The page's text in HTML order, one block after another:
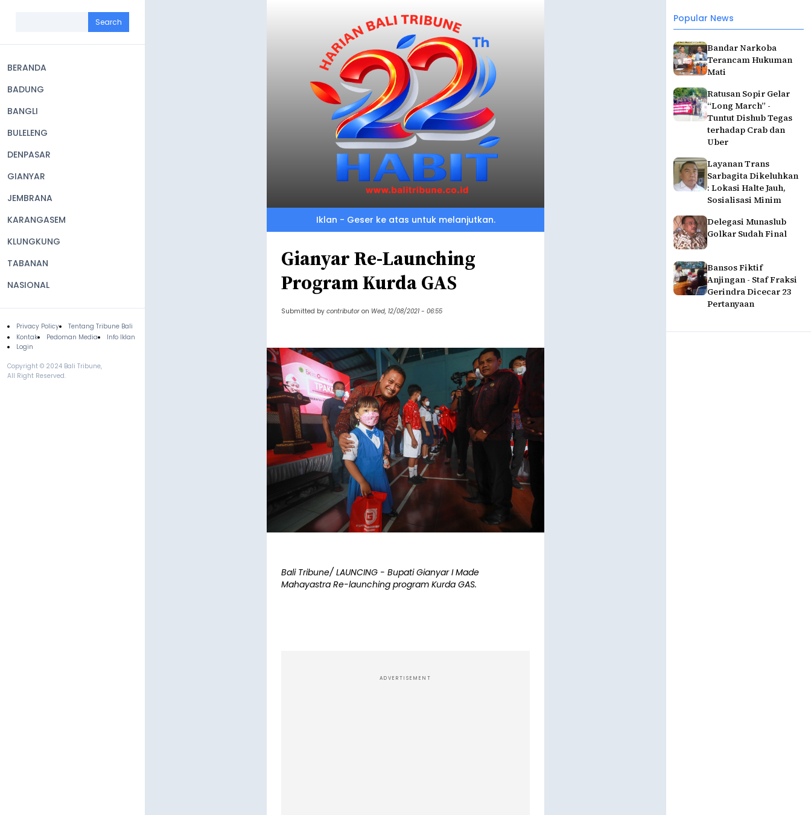
navigation
BERANDA
BADUNG
BANGLI
BULELENG
DENPASAR
GIANYAR
JEMBRANA
KARANGASEM
KLUNGKUNG
TABANAN
NASIONAL
Footer
Privacy Policy
Tentang Tribune Bali
Kontak
Pedoman Media
Info Iklan
Login
Copyright © 2024 Bali Tribune,
All Right Reserved.
Popular News
Bandar Narkoba
Terancam Hukuman
Mati
Ratusan Sopir Gelar
“Long March” -
Tuntut Dishub Tegas
terhadap Crab dan
Uber
Layanan Trans
Sarbagita Dikeluhkan
: Lokasi Halte Jauh,
Sosialisasi Minim
Delegasi Munaslub
Golkar Sudah Final
Bansos Fiktif
Anjingan - Staf Fraksi
Gerindra Dicecar 23
Pertanyaan
Iklan - Geser ke atas untuk melanjutkan.
Gianyar Re-Launching
Program Kurda GAS
Submitted by contributor on Wed, 12/08/2021 - 06:55
Bali Tribune/ LAUNCING - Bupati Gianyar I Made
Mahayastra Re-launching program Kurda GAS.
ADVERTISEMENT